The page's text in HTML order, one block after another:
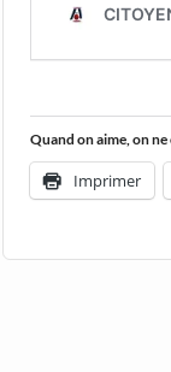
Quand on aime, on
Imprimer